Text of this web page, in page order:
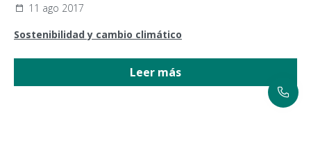
11 ago 2017
Sostenibilidad y cambio climático
Leer más